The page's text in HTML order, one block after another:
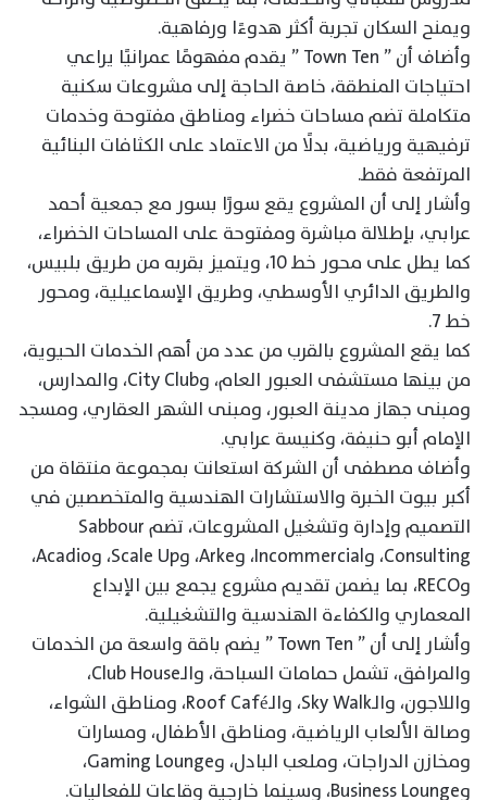
ويمنح السكان تجربة أكثر هدوءًا ورفاهية.
وأضاف أن ” Town Ten ” يقدم مفهومًا عمرانيًا يراعي
احتياجات المنطقة، خاصة الحاجة إلى مشروعات سكنية
متكاملة تضم مساحات خضراء ومناطق مفتوحة وخدمات
ترفيهية ورياضية، بدلًا من الاعتماد على الكثافات البنائية
المرتفعة فقط.
وأشار إلى أن المشروع يقع سورًا بسور مع جمعية أحمد
عرابي، بإطلالة مباشرة ومفتوحة على المساحات الخضراء،
كما يطل على محور خط 10، ويتميز بقربه من طريق بلبيس،
والطريق الدائري الأوسطي، وطريق الإسماعيلية، ومحور
خط 7.
كما يقع المشروع بالقرب من عدد من أهم الخدمات الحيوية،
من بينها مستشفى العبور العام، وCity Club، والمدارس،
ومبنى جهاز مدينة العبور، ومبنى الشهر العقاري، ومسجد
الإمام أبو حنيفة، وكنيسة عرابي.
وأضاف مصطفى أن الشركة استعانت بمجموعة منتقاة من
أكبر بيوت الخبرة والاستشارات الهندسية والمتخصصين في
التصميم وإدارة وتشغيل المشروعات، تضم Sabbour
Consulting، وIncommercial، وArke، وScale Up، وAcadio،
وRECO، بما يضمن تقديم مشروع يجمع بين الإبداع
المعماري والكفاءة الهندسية والتشغيلية.
وأشار إلى أن ” Town Ten ” يضم باقة واسعة من الخدمات
والمرافق، تشمل حمامات السباحة، والـClub House،
واللاجون، والـSky Walk، والـRoof Café، ومناطق الشواء،
وصالة الألعاب الرياضية، ومناطق الأطفال، ومسارات
ومخازن الدراجات، وملعب البادل، وGaming Lounge،
وBusiness Lounge، وسينما خارجية وقاعات للفعاليات.